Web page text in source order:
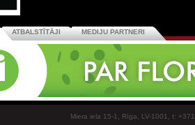
ATBALSTĪTĀJI MEDIJU PARTNERI
Miera iela 15-1, Rīga, LV-1001, t: